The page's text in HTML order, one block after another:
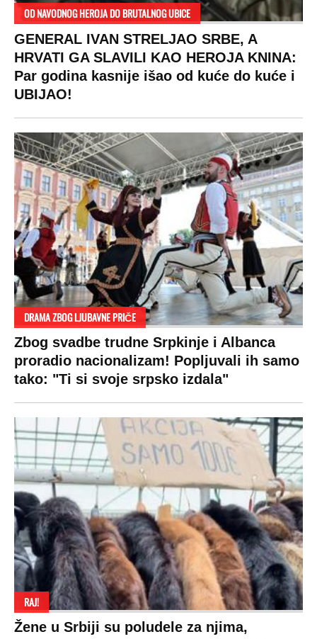
OD NAVODNOG HEROJA DO BRUTALNOG UBICE
GENERAL IVAN STRELJAO SRBE, A
HRVATI GA SLAVILI KAO HEROJA KNINA:
Par godina kasnije išao od kuće do kuće i
UBIJAO!
DRAMA ZBOG LJUBAVNE PRIČE
Zbog svadbe trudne Srpkinje i Albanca
proradio nacionalizam! Popljuvali ih samo
tako: "Ti si svoje srpsko izdala"
RAJ!
Žene u Srbiji su poludele za njima,